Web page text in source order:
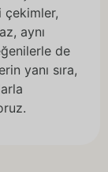
çekimler,
aynı
de
yanı sıra,